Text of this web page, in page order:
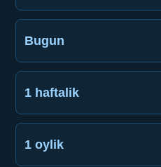
Bugun
1 haftalik
1 oylik